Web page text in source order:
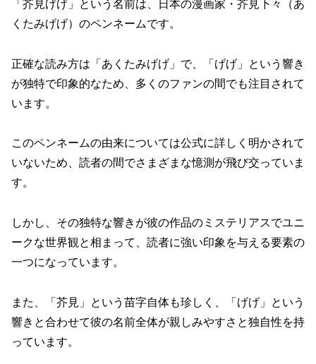
「芥見げげ」という名前は、日本の漫画家・芥見下々（あ
くたみげげ）のペンネームです。
正確な読み方は「あくたみげげ」で、「げげ」という響き
が独特で印象的なため、多くのファンの間でも注目されて
います。
このペンネームの由来については公式に詳しく明かされて
いないため、読者の間でさまざまな憶測が飛び交っていま
す。
しかし、その独特な響きが彼の作品のミステリアスでユニ
ークな世界観と相まって、読者に強い印象を与える要素の
一つになっています。
また、「芥見」という苗字自体も珍しく、「げげ」という
響きと合わせて彼の名前全体が親しみやすさと独自性を持
っています。